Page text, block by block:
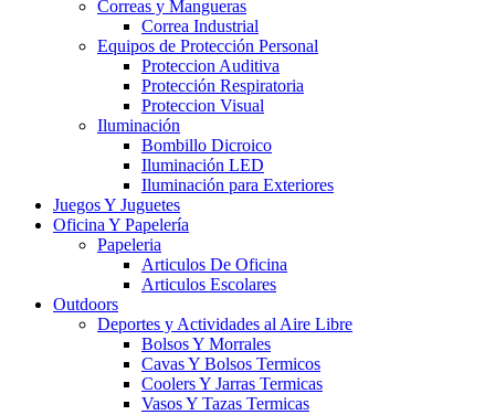
Correas y Mangueras
Correa Industrial
Equipos de Protección Personal
Proteccion Auditiva
Protección Respiratoria
Proteccion Visual
Iluminación
Bombillo Dicroico
Iluminación LED
Iluminación para Exteriores
Juegos Y Juguetes
Oficina Y Papelería
Papeleria
Articulos De Oficina
Articulos Escolares
Outdoors
Deportes y Actividades al Aire Libre
Bolsos Y Morrales
Cavas Y Bolsos Termicos
Coolers Y Jarras Termicas
Vasos Y Tazas Termicas